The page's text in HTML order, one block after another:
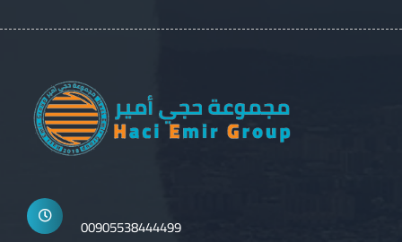
00905538444499